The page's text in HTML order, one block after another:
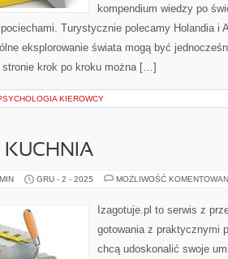
kompendium wiedzy po
Turystycznie polecamy Holandia i
eksplorowanie świata mogą być
stronie krok po kroku można […]
KIEROWCY
KUCHNIA
GRU - 2 - 2025 MOŻLIWOŚĆ
Izagotuje.pl to serwis z
gotowania z praktycznymi
chcą udoskonalić swoje